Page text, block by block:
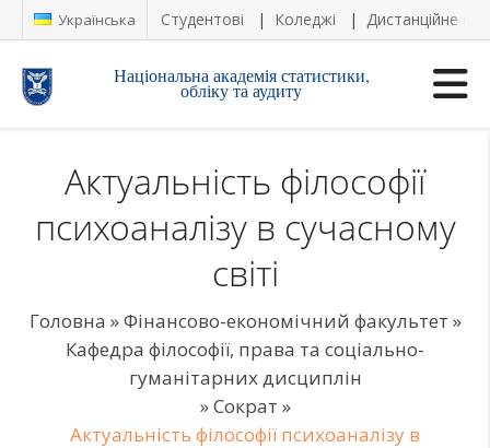
Українська Студентові Коледжі Дистанційне
Національна академія статистики,
обліку та аудиту
Актуальність філософії
психоаналізу в сучасному
світі
Головна »Фінансово-економічний факультет »
Кафедра філософії, права та соціально-
гуманітарних дисциплін
»Сократ »
Актуальність філософії психоаналізу в